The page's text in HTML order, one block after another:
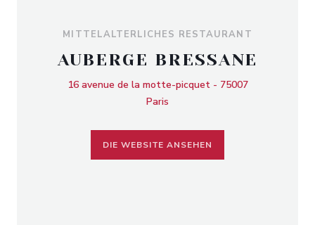
MITTELALTERLICHES RESTAURANT
AUBERGE BRESSANE
16 avenue de la motte-picquet - 75007
Paris
DIE WEBSITE ANSEHEN